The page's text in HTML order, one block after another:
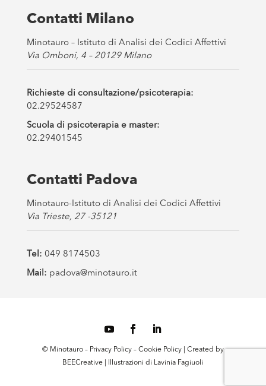
s
*
Contatti Milano
Minotauro – Istituto di Analisi dei Codici Affettivi
Via Omboni, 4 – 20129 Milano
Richieste di consultazione/psicoterapia:
02.29524587
Scuola di psicoterapia e master:
02.29401545
Contatti Padova
Minotauro-Istituto di Analisi dei Codici Affettivi
Via Trieste, 27 -35121
Tel: 049 8174503
Mail: padova@minotauro.it
© Minotauro – Privacy Policy– Cookie Policy
| Created by
BEECreative | Illustrazioni di Lavinia Fagiuoli